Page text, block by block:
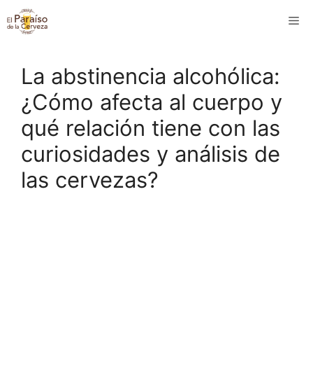
Saltar
al
La abstinencia alcohólica:
¿Cómo afecta al cuerpo y
qué relación tiene con las
curiosidades y análisis de
las cervezas?